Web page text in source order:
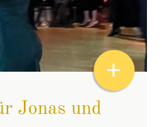
Jonas und
+